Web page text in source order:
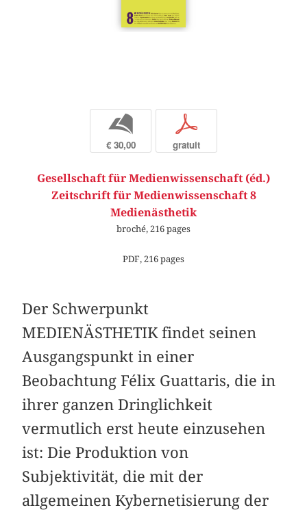
b
€ 30,00
p
gratuit
Gesellschaft für Medienwissenschaft (éd.)
Zeitschrift für Medienwissenschaft 8
Medienästhetik
broché, 216 pages
PDF, 216 pages
Der Schwerpunkt
MEDIENÄSTHETIK findet seinen
Ausgangspunkt in einer
Beobachtung Félix Guattaris, die in
ihrer ganzen Dringlichkeit
vermutlich erst heute einzusehen
ist: Die Produktion von
Subjektivität, die mit der
allgemeinen Kybernetisierung der